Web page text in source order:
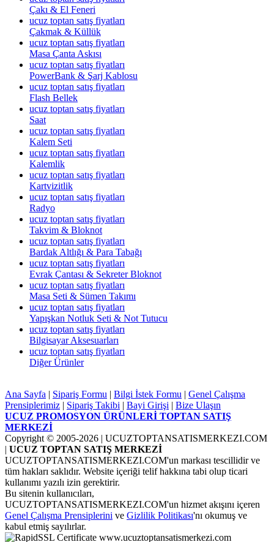
Çakı & El Feneri
ucuz toptan satış fiyatları
Çakmak & Küllük
ucuz toptan satış fiyatları
Masa Çanta Askısı
ucuz toptan satış fiyatları
PowerBank & Şarj Kablosu
ucuz toptan satış fiyatları
Flash Bellek
ucuz toptan satış fiyatları
Saat
ucuz toptan satış fiyatları
Kalem Seti
ucuz toptan satış fiyatları
Kalemlik
ucuz toptan satış fiyatları
Kartvizitlik
ucuz toptan satış fiyatları
Radyo
ucuz toptan satış fiyatları
Takvim & Bloknot
ucuz toptan satış fiyatları
Bardak Altlığı & Para Tabağı
ucuz toptan satış fiyatları
Evrak Çantası & Sekreter Bloknot
ucuz toptan satış fiyatları
Masa Seti & Sümen Takımı
ucuz toptan satış fiyatları
Yapışkan Notluk Seti & Not Tutucu
ucuz toptan satış fiyatları
Bilgisayar Aksesuarları
ucuz toptan satış fiyatları
Diğer Ürünler
Ana Sayfa | Sipariş Formu | Bilgi İstek Formu | Genel Çalışma
Prensiplerimiz | Sipariş Takibi | Bayi Girişi | Bize Ulaşın
UCUZ PROMOSYON ÜRÜNLERİ TOPTAN SATIŞ
MERKEZİ
Copyright © 2005-2026 | UCUZTOPTANSATISMERKEZI.COM
| UCUZ TOPTAN SATIŞ MERKEZİ
UCUZTOPTANSATISMERKEZI.COM'un markası tescillidir ve
tüm hakları saklıdır. Website içeriği telif hakkına tabi olup ticari
kullanımı yazılı izin gerektirir.
Bu sitenin kullanıcıları,
UCUZTOPTANSATISMERKEZI.COM'un hizmet akışını içeren
Genel Çalışma Prensiplerini ve Gizlilik Politikası'nı okumuş ve
kabul etmiş sayılırlar.